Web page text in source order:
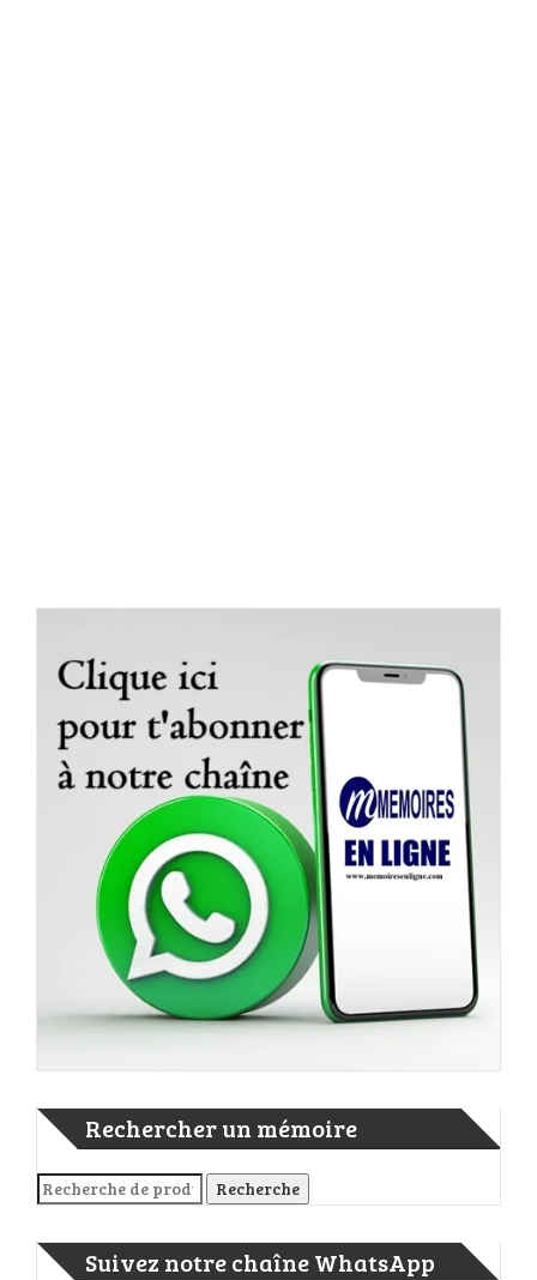
Rechercher un mémoire
Recherche pour : Recherche
Suivez notre chaîne WhatsApp